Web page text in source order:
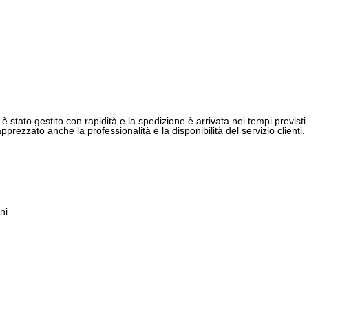
stato gestito con rapidità e la spedizione è arrivata nei tempi previsti.
anche la professionalità e la disponibilità del servizio clienti.